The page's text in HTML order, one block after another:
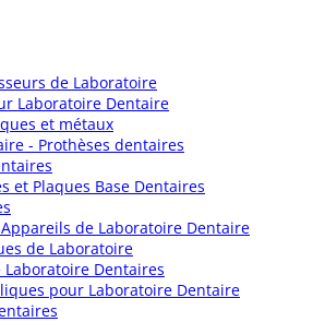
de Laboratoire
Laboratoire Dentaire
et métaux
- Prothèses dentaires
et Plaques Base Dentaires
de Laboratoire Dentaire
de Laboratoire
Dentaires
pour Laboratoire Dentaire